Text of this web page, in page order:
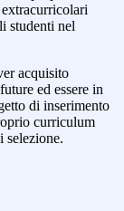
studenti nel
acquisito
ed essere in
di inserimento
curriculum
selezione.